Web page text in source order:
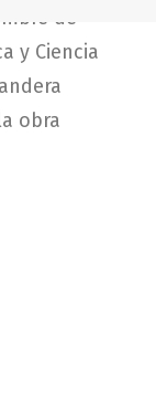
de
y Ciencia
obra